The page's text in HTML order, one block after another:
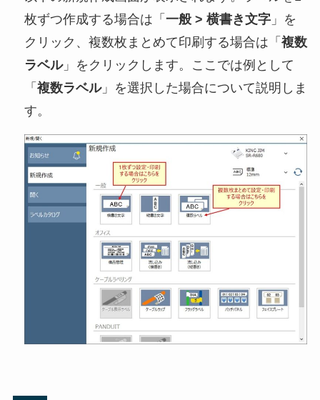
枚ずつ作成する場合は「 一般 > 横書き文字」を
クリック、複数枚まとめて印刷する場合は「 複数
ラベル」をクリックします。ここでは例として
「 複数ラベル」を選択した場合について説明しま
す。